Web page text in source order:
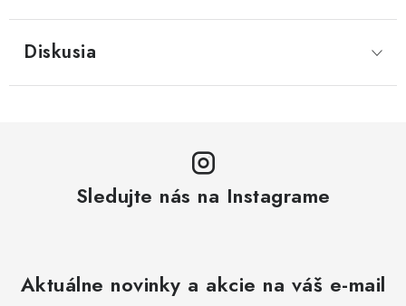
Diskusia
Sledujte nás na Instagrame
Aktuálne novinky a akcie na váš e-mail